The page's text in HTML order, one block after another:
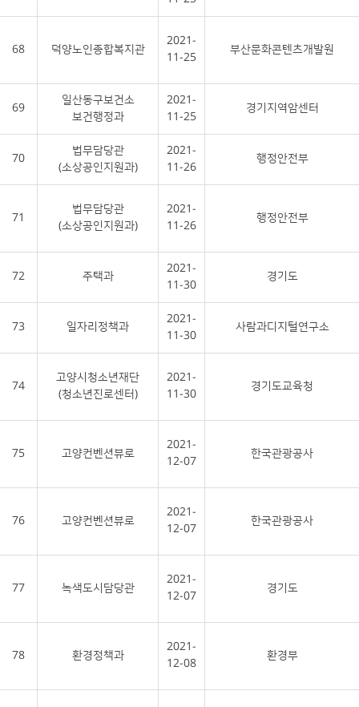
68 덕양노인종합복지관
2021-
11-25
부산문화콘텐츠개발원
69
일산동구보건소
보건행정과
2021-
11-25
경기지역암센터
70
법무담당관
(소상공인지원과)
2021-
11-26
행정안전부
71
법무담당관
(소상공인지원과)
2021-
11-26
행정안전부
72 주택과
2021-
11-30
경기도
73 일자리정책과
2021-
11-30
사람과디지털연구소
74
고양시청소년재단
(청소년진로센터)
2021-
11-30
경기도교육청
75 고양컨벤션뷰로
2021-
12-07
한국관광공사
76 고양컨벤션뷰로
2021-
12-07
한국관광공사
77 녹색도시담당관
2021-
12-07
경기도
78 환경정책과
2021-
12-08
환경부